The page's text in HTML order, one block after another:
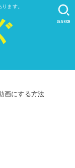
ます。
SEARCH
画にする方法